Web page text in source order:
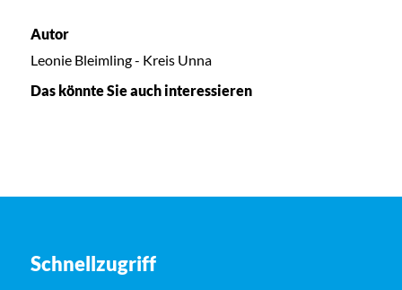
Autor
Leonie Bleimling - Kreis Unna
Das könnte Sie auch interessieren
Schnellzugriff